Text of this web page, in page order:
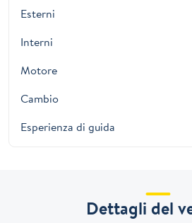
Esterni
Interni
Motore
Cambio
Esperienza di guida
Dettagli del